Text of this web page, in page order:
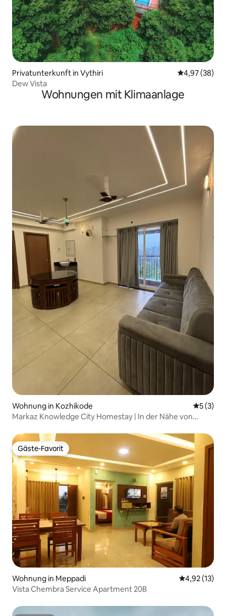
Privatunterkunft in Vythiri
4,97 (38)
Dew Vista
Wohnungen mit Klimaanlage
Wohnung in Kozhikode
5 (3)
Markaz Knowledge City Homestay | In der Nähe von
Gäste-Favorit
Gäste-Favorit
Wohnung in Meppadi
4,92 (13)
Vista Chembra Service Apartment 20B